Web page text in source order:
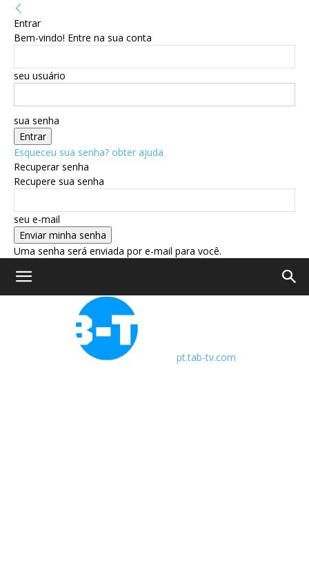
Entrar
Bem-vindo! Entre na sua conta
seu usuário
sua senha
Esqueceu sua senha? obter ajuda
Recuperar senha
Recupere sua senha
seu e-mail
Uma senha será enviada por e-mail para você.
pt.tab-tv.com